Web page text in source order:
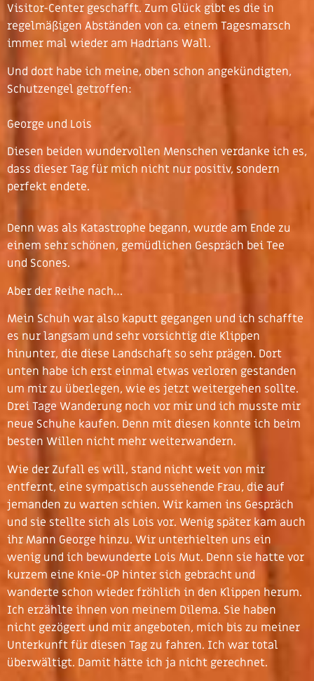
Visitor-Center geschafft. Zum Glück gibt es die in
regelmäßigen Abständen von ca. einem Tagesmarsch
immer mal wieder am Hadrians Wall.
Und dort habe ich meine, oben schon angekündigten,
Schutzengel getroffen:
George und Lois
Diesen beiden wundervollen Menschen verdanke ich es,
dass dieser Tag für mich nicht nur positiv, sondern
perfekt endete.
Denn was als Katastrophe begann, wurde am Ende zu
einem sehr schönen, gemüdlichen Gespräch bei Tee
und Scones.
Aber der Reihe nach…
Mein Schuh war also kaputt gegangen und ich schaffte
es nur langsam und sehr vorsichtig die Klippen
hinunter, die diese Landschaft so sehr prägen. Dort
unten habe ich erst einmal etwas verloren gestanden
um mir zu überlegen, wie es jetzt weitergehen sollte.
Drei Tage Wanderung noch vor mir und ich musste mir
neue Schuhe kaufen. Denn mit diesen konnte ich beim
besten Willen nicht mehr weiterwandern.
Wie der Zufall es will, stand nicht weit von mir
entfernt, eine sympatisch aussehende Frau, die auf
jemanden zu warten schien. Wir kamen ins Gespräch
und sie stellte sich als Lois vor. Wenig später kam auch
ihr Mann George hinzu. Wir unterhielten uns ein
wenig und ich bewunderte Lois Mut. Denn sie hatte vor
kurzem eine Knie-OP hinter sich gebracht und
wanderte schon wieder fröhlich in den Klippen herum.
Ich erzählte ihnen von meinem Dilema. Sie haben
nicht gezögert und mir angeboten, mich bis zu meiner
Unterkunft für diesen Tag zu fahren. Ich war total
überwältigt. Damit hätte ich ja nicht gerechnet.